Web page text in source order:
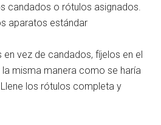
candados o rótulos asignados.
aparatos estándar
en vez de candados, fíjelos en el
misma manera como se haría
los rótulos completa y